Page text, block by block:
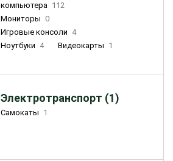
компьютера 112
Мониторы 0
Игровые консоли 4
Ноутбуки 4 Видеокарты 1
Электротранспорт (1)
Самокаты 1